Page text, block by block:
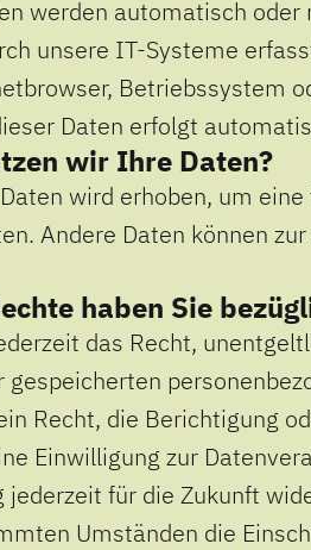
werden automatisch
unsere IT-Systeme
Betriebssystem
Daten erfolgt
wir Ihre Daten?
wird erhoben, um
Andere Daten können
haben Sie
das Recht,
Recht, die Berichtigung
Einwilligung zur
jederzeit für die Zukunft
Umständen die